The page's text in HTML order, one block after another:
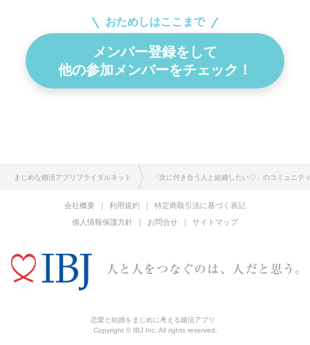
おためしはここまで
メンバー登録をして
他の参加メンバーをチェック！
まじめな婚活アプリブライダルネット 「次に付き合う人と結婚したい♡」のコミュニテ
会社概要 利用規約
特定商取引法に基づく表記
個人情報保護方針
お問合せ サイトマップ
恋愛と結婚をまじめに考える婚活アプリ
Copyright © IBJ Inc. All rights reserved.